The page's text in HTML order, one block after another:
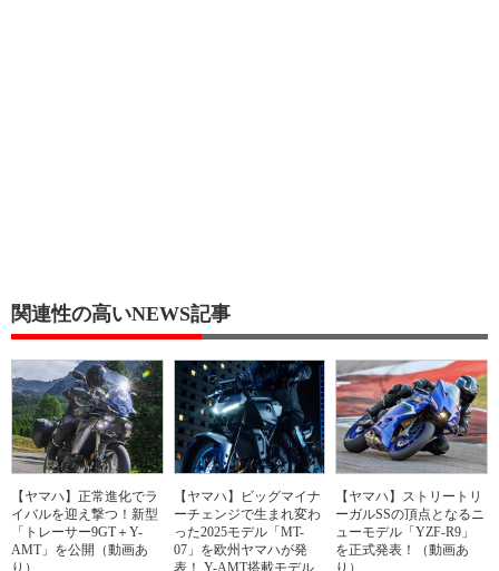
関連性の高いNEWS記事
【ヤマハ】正常進化でラ
イバルを迎え撃つ！新型
「トレーサー9GT＋Y-
AMT」を公開（動画あ
【ヤマハ】ビッグマイナ
ーチェンジで生まれ変わ
った2025モデル「MT-
07」を欧州ヤマハが発
【ヤマハ】ストリートリ
ーガルSSの頂点となるニ
ューモデル「YZF-R9」
を正式発表！（動画あ